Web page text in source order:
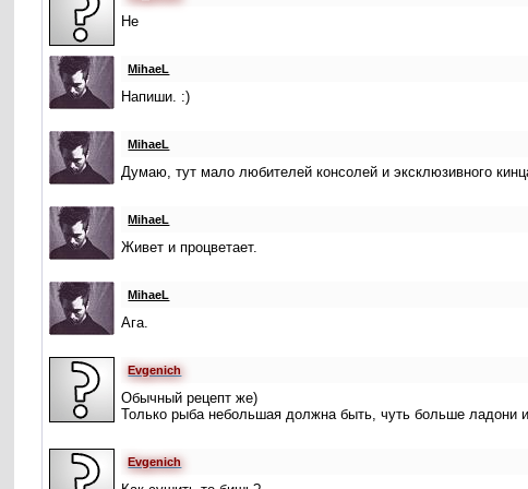
Не
MihaeL
Напиши. :)
MihaeL
Думаю, тут мало любителей консолей и эксклюзивного
MihaeL
Живет и процветает.
MihaeL
Ага.
Evgenich
Обычный рецепт же)
Только рыба небольшая должна быть, чуть больше ладони
Evgenich